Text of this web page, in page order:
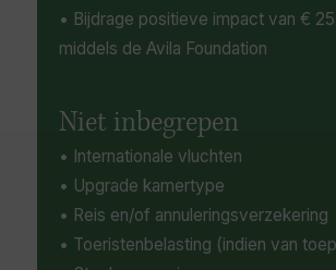
• Bijdrage positieve impact van €
middels de Avila Foundation
Niet inbegrepen
• Internationale vluchten
• Upgrade kamertype
• Reis en/of annuleringsverzekering
• Toeristenbelasting (indien van